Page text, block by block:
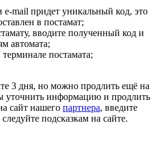
mail придет уникальный код, это
в постамат;
вводите полученный код и
автомата;
терминале постамата;
3 дня, но можно продлить ещё на
уточнить информацию и продлить
сайт нашего партнера, введите
подсказкам на сайте.